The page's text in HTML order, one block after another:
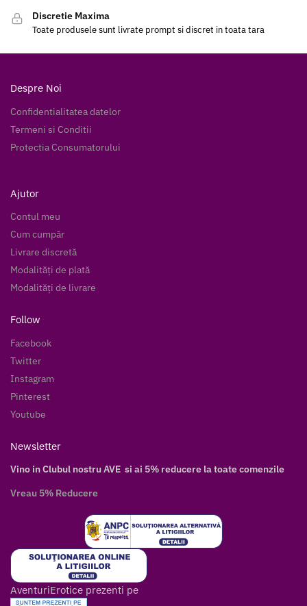
Discretie Maxima
Toate produsele sunt livrate prompt si discret in toata tara
Despre Noi
Confidentialitatea datelor
Termeni si Conditii
Protectia Consumatorului
Ajutor
Contul meu
Cum cumpăr
Livrare discretă
Modalități de plată
Modalități de livrare
Follow
Facebook
Twitter
Instagram
Pinterest
Youtube
Newsletter
Vino in Clubul nostru AVE si ai 5% reducere la toate comenzile
Vreau 5% Reducere
AventuriErotice prezenti pe